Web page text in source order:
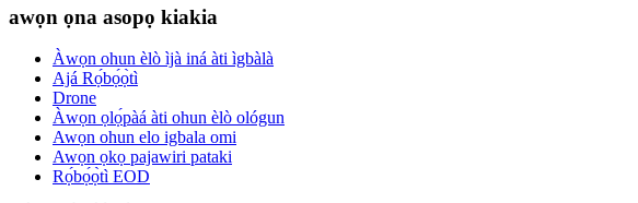
awọn ọna asopọ kiakia
Àwọn ohun èlò ìjà iná àti ìgbàlà
Ajá Rọ́bọ́ọ̀tì
Drone
Àwọn ọlọ́pàá àti ohun èlò ológun
Awọn ohun elo igbala omi
Awọn ọkọ pajawiri pataki
Rọ́bọ́ọ̀tì EOD